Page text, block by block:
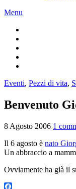
Menu
Eventi, Pezzi di vita,
Benvenuto
8 Agosto 2006 1
Il 6 agosto è nato
Un abbraccio a
Ovviamente ha già il